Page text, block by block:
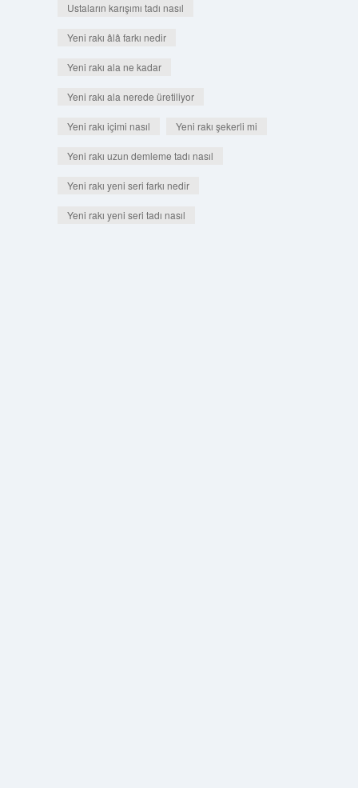
Ustaların karışımı tadı nasıl
Yeni rakı âlâ farkı nedir
Yeni rakı ala ne kadar
Yeni rakı ala nerede üretiliyor
Yeni rakı içimi nasıl Yeni rakı şekerli mi
Yeni rakı uzun demleme tadı nasıl
Yeni rakı yeni seri farkı nedir
Yeni rakı yeni seri tadı nasıl